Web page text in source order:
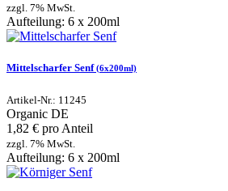
zzgl. 7% MwSt.
Aufteilung: 6 x 200ml
Mittelscharfer Senf(6x200ml)
Artikel-Nr.: 11245
Organic DE
1,82 € pro Anteil
zzgl. 7% MwSt.
Aufteilung: 6 x 200ml